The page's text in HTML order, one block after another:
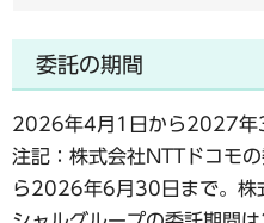
委託の期間
2026年4月1日から2027年
注記：株式会社NTTドコモ
ら2026年6月30日まで。株